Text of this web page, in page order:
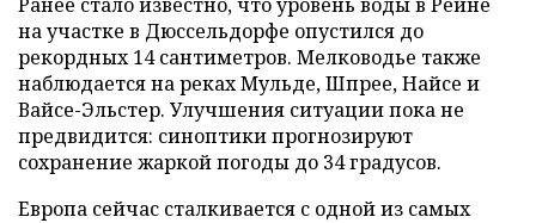
на участке в Дюссельдорфе опустился до
рекордных 14 сантиметров. Мелководье также
наблюдается на реках Мульде, Шпрее, Найсе и
Вайсе-Эльстер. Улучшения ситуации пока не
предвидится: синоптики прогнозируют
сохранение жаркой погоды до 34 градусов.
Европа сейчас сталкивается с одной из самых